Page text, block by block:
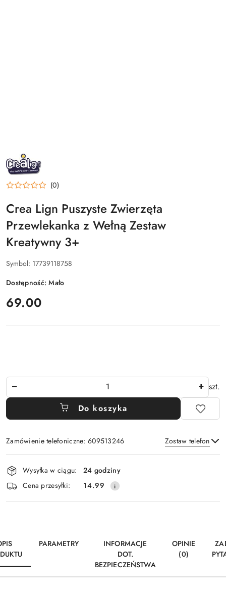
NAZWA
PRODUCENTA:
CREA
LIGN
(0)
Crea Lign Puszyste Zwierzęta
Przewlekanka z Wełną Zestaw
Kreatywny 3+
Symbol: 17739118758
Dostępność:Mało
cena:
69.00
szt.
Do koszyka
Zamówienie telefoniczne: 609513246 Zostaw telefon
Wyślij
Dostępność
i
dostawa
Wysyłka w ciągu:
24 godziny
Cena przesyłki:
14.99
PARAMETRY
INFORMACJE
DOT.
BEZPIECZEŃSTWA
OPINIE
(0)